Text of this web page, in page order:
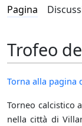
Pagina
Trofeo
Torna alla pagina
Torneo calcistico
nella città di